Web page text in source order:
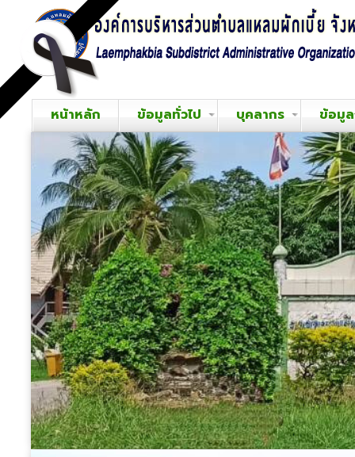
หน้าหลัก ข้อมูลทั่วไป บุคลากร ข้อมู